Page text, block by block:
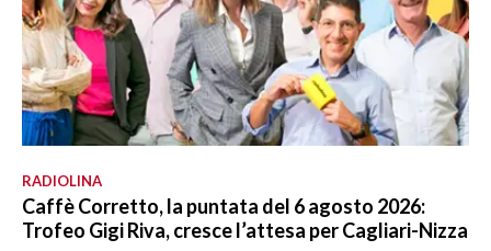
RADIOLINA
Caffè Corretto, la puntata del 6 agosto 2026:
Trofeo Gigi Riva, cresce l’attesa per Cagliari-Nizza